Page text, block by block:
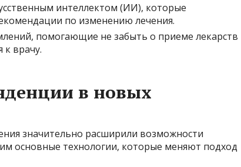
интеллектом (ИИ), которые
по изменению лечения.
помогающие не забыть о приеме лекарств
врачу.
в новых
значительно расширили возможности
основные технологии, которые меняют подход